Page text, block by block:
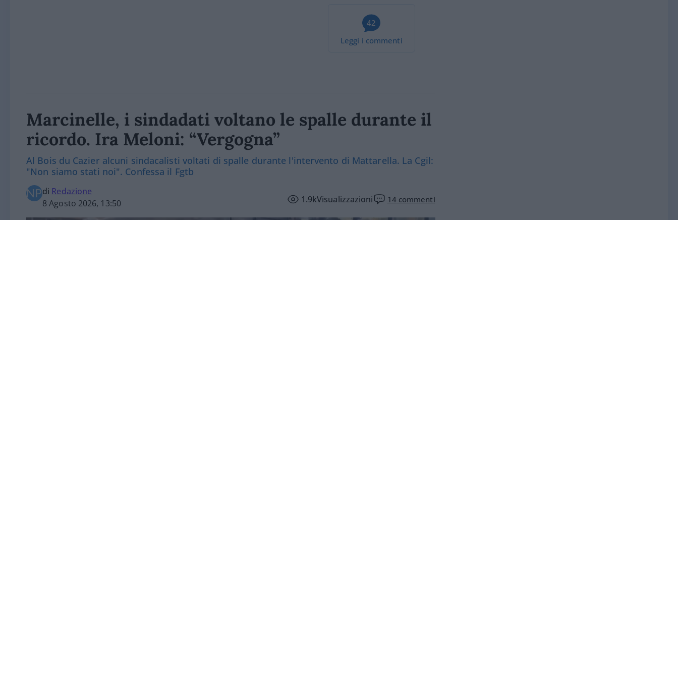
42
Leggi i commenti
Marcinelle, i sindadati voltano le spalle durante il
ricordo. Ira Meloni: “Vergogna”
Al Bois du Cazier alcuni sindacalisti voltati di spalle durante l'intervento di Mattarella. La Cgil:
"Non siamo stati noi". Confessa il Fgtb
di Redazione
8 Agosto 2026, 13:50
1.9kVisualizzazioni 14 commenti